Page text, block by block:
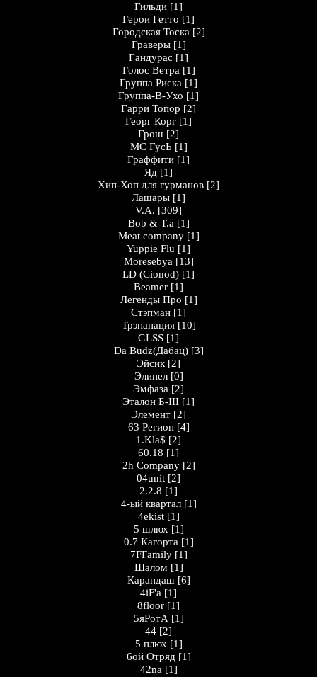
Гильди [1]
Герои Гетто [1]
Городская Тоска [2]
Граверы [1]
Гандурас [1]
Голос Ветра [1]
Группа Риска [1]
Группа-В-Ухо [1]
Гарри Топор [2]
Георг Корг [1]
Грош [2]
MC ГусЬ [1]
Граффити [1]
Яд [1]
Хип-Хоп для гурманов [2]
Лашары [1]
V.A. [309]
Bob & T.a [1]
Meat company [1]
Yuppie Flu [1]
Moresebya [13]
LD (Cionod) [1]
Beamer [1]
Легенды Про [1]
Стэпман [1]
Трэпанация [10]
GLSS [1]
Da Budz(Дабац) [3]
Эйсик [2]
Элинел [0]
Эмфаза [2]
Эталон Б-III [1]
Элемент [2]
63 Регион [4]
1.Kla$ [2]
60.18 [1]
2h Company [2]
04unit [2]
2.2.8 [1]
4-ый квартал [1]
4ekist [1]
5 шлюх [1]
0.7 Кагорта [1]
7FFamily [1]
Шалом [1]
Карандаш [6]
4iF'a [1]
8floor [1]
5яРотА [1]
44 [2]
5 плюх [1]
6ой Отряд [1]
42na [1]